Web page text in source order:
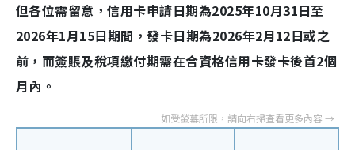
但各位需留意，信用卡申請日期為2025年10月31日至
2026年1月15日期間，發卡日期為2026年2月12日或之
前，而簽賬及稅項繳付期需在合資格信用卡發卡後首2個
月內。